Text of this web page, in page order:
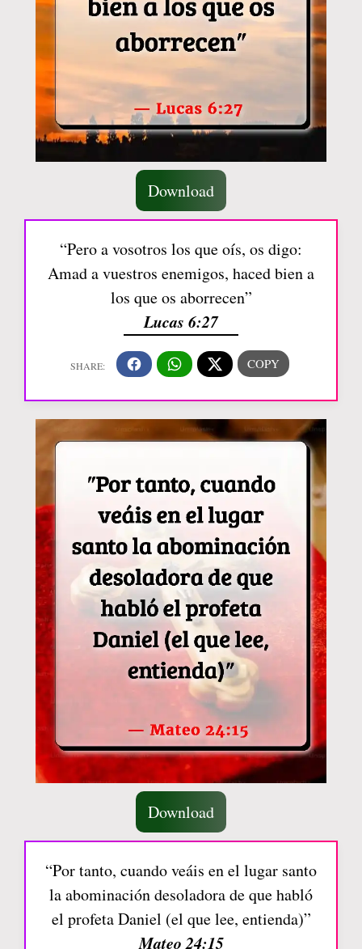
Download
“Pero a vosotros los que oís, os digo:
Amad a vuestros enemigos, haced bien a
los que os aborrecen”
Lucas 6:27
Download
“Por tanto, cuando veáis en el lugar santo
la abominación desoladora de que habló
el profeta Daniel (el que lee, entienda)”
Mateo 24:15